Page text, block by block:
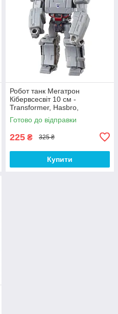
Робот танк Мегатрон
Кібервсесвіт 10 см -
Transformer, Hasbro,
Megatron, Fusion Mace,
Cyberverse
Готово до відправки
225 ₴ 325 ₴
Купити